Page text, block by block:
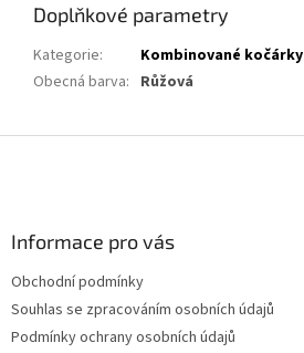
Doplňkové parametry
Kategorie:
Kombinované kočárky
Obecná barva: Růžová
Informace pro vás
Obchodní podmínky
Souhlas se zpracováním osobních údajů
Podmínky ochrany osobních údajů